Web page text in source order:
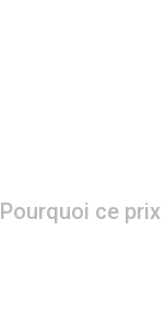
Pourquoi ce prix